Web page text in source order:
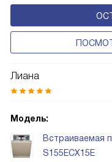
Лиана
Модель:
Встраиваемая
S155ECX15E